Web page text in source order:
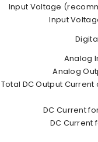
Input Voltage
Input
Analog
Analog
Total DC Output Current
DC Current
DC Current